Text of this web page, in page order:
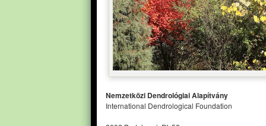
Nemzetközi Dendrológiai Alapítvány
International Dendrological Foundation